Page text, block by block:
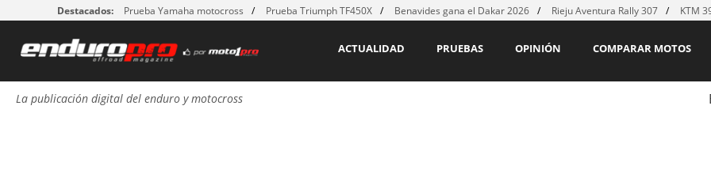
Destacados: Prueba Yamaha motocross Prueba Triumph TF450X Benavides gana el Dakar 2026 Rieju Aventura Rally 307 KTM
COMPARAR MOTOS
OPINIÓN
PRUEBAS
ACTUALIDAD
La publicación digital del enduro y motocross